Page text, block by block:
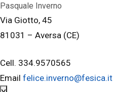
Pasquale Inverno
Via Giotto, 45
81031 – Aversa (CE)
Cell. 334.9570565
Email felice.inverno@fesica.it